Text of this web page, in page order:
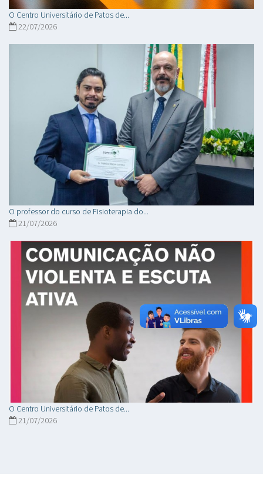
O Centro Universitário de Patos de...
22/07/2026
O professor do curso de Fisioterapia do...
21/07/2026
O Centro Universitário de Patos de...
21/07/2026